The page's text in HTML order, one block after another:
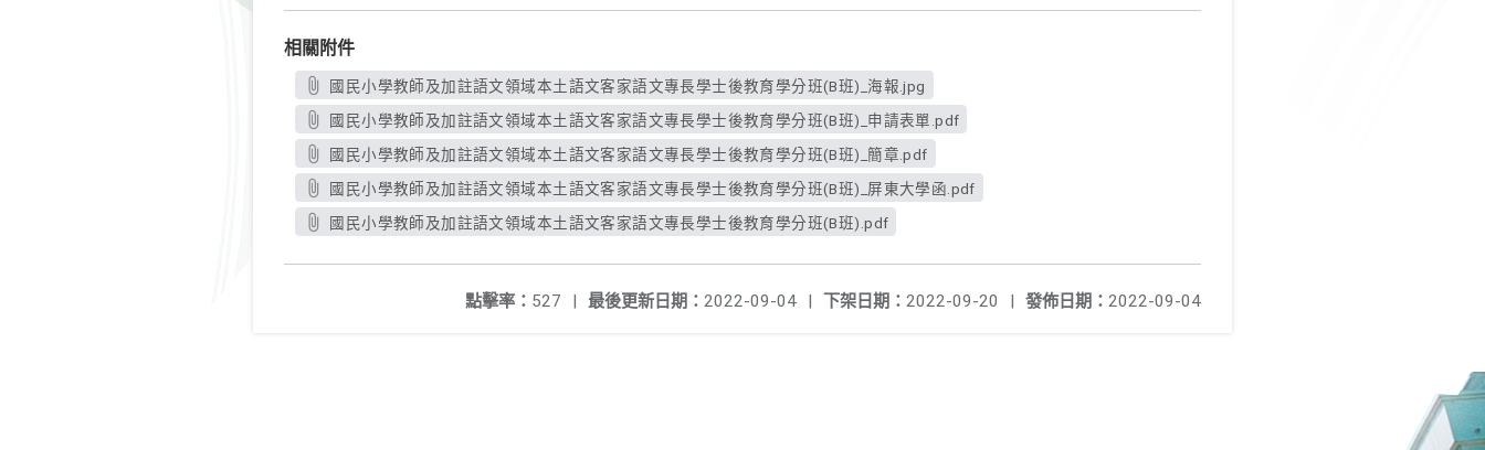
相關附件
國民小學教師及加註語文領域本土語文客家語文專長學士後教育學分班(B班)_海報.jpg
國民小學教師及加註語文領域本土語文客家語文專長學士後教育學分班(B班)_申請表單.pdf
國民小學教師及加註語文領域本土語文客家語文專長學士後教育學分班(B班)_簡章.pdf
國民小學教師及加註語文領域本土語文客家語文專長學士後教育學分班(B班)_屏東大學函.pdf
國民小學教師及加註語文領域本土語文客家語文專長學士後教育學分班(B班).pdf
發佈日期： 2022-09-04
下架日期： 2022-09-20 |
最後更新日期： 2022-09-04 |
點擊率： 527 |